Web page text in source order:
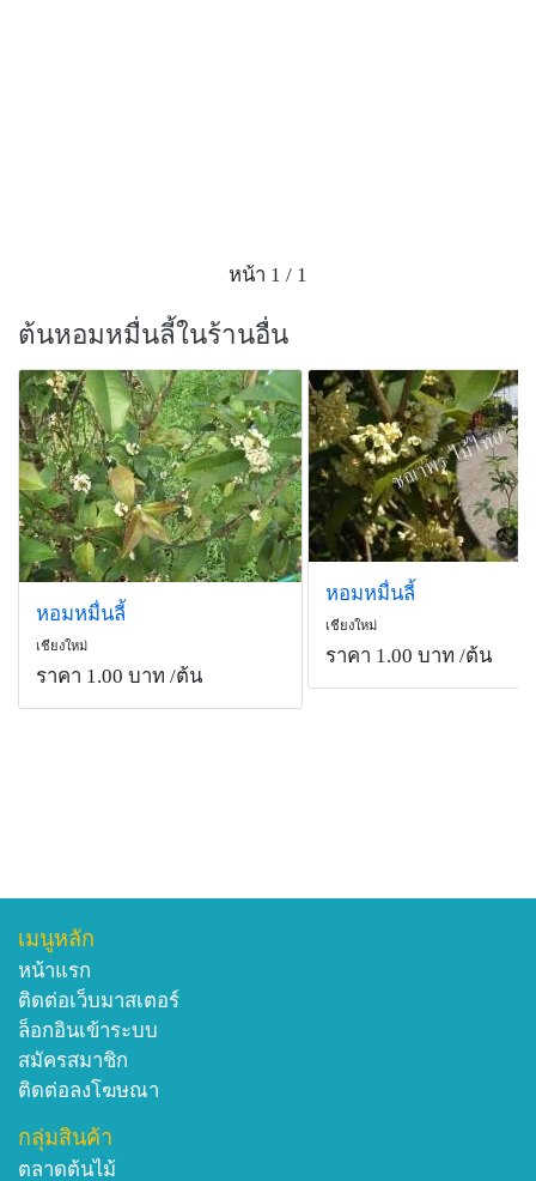
หน้า 1 / 1
ต้นหอมหมื่นลี้ในร้านอื่น
หอมหมื่นลี้
เชียงใหม่
ราคา 1.00 บาท /ต้น
หอมหมื่นลี้
เชียงใหม่
ราคา 1.00 บาท /ต้น
เมนูหลัก
หน้าแรก
ติดต่อเว็บมาสเตอร์
ล็อกอินเข้าระบบ
สมัครสมาชิก
ติดต่อลงโฆษณา
กลุ่มสินค้า
ตลาดต้นไม้